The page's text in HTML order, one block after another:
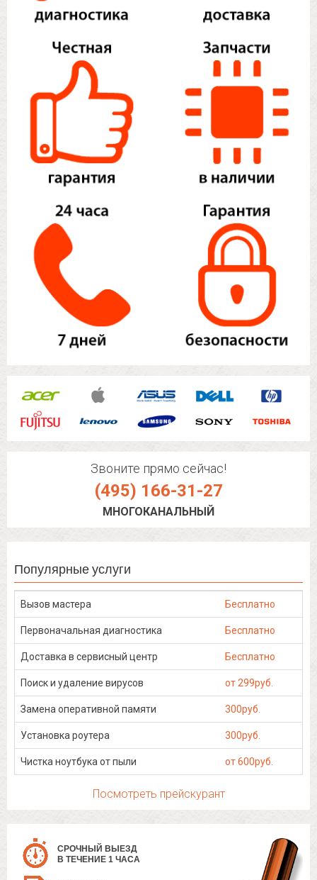
Звоните прямо сейчас!
(495) 166-31-27
МНОГОКАНАЛЬНЫЙ
Популярные услуги
Вызов мастера Бесплатно
Первоначальная диагностика Бесплатно
Доставка в сервисный центр Бесплатно
Поиск и удаление вирусов от 299руб.
Замена оперативной памяти 300руб.
Установка роутера 300руб.
Чистка ноутбука от пыли от 600руб.
Посмотреть прейскурант
СРОЧНЫЙ ВЫЕЗД
В ТЕЧЕНИЕ 1 ЧАСА